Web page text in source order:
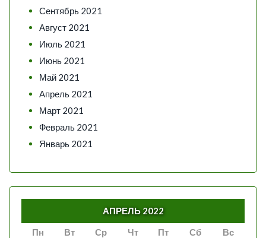
Сентябрь 2021
Август 2021
Июль 2021
Июнь 2021
Май 2021
Апрель 2021
Март 2021
Февраль 2021
Январь 2021
АПРЕЛЬ 2022
Пн
Вт Ср Чт Пт Сб Вс